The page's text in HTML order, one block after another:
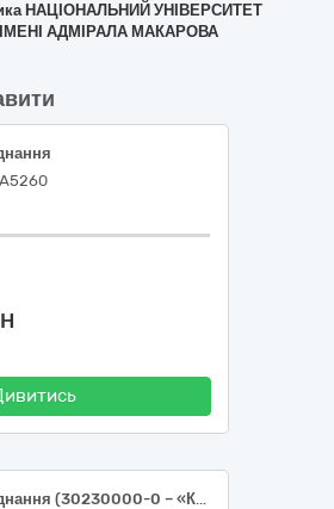
НАЦІОНАЛЬНИЙ УНІВЕРСИТЕТ
АДМІРАЛА МАКАРОВА
А5260
Комп’ютерне обладнання (30230000-0 – «Комп’ютерне обладнання»)